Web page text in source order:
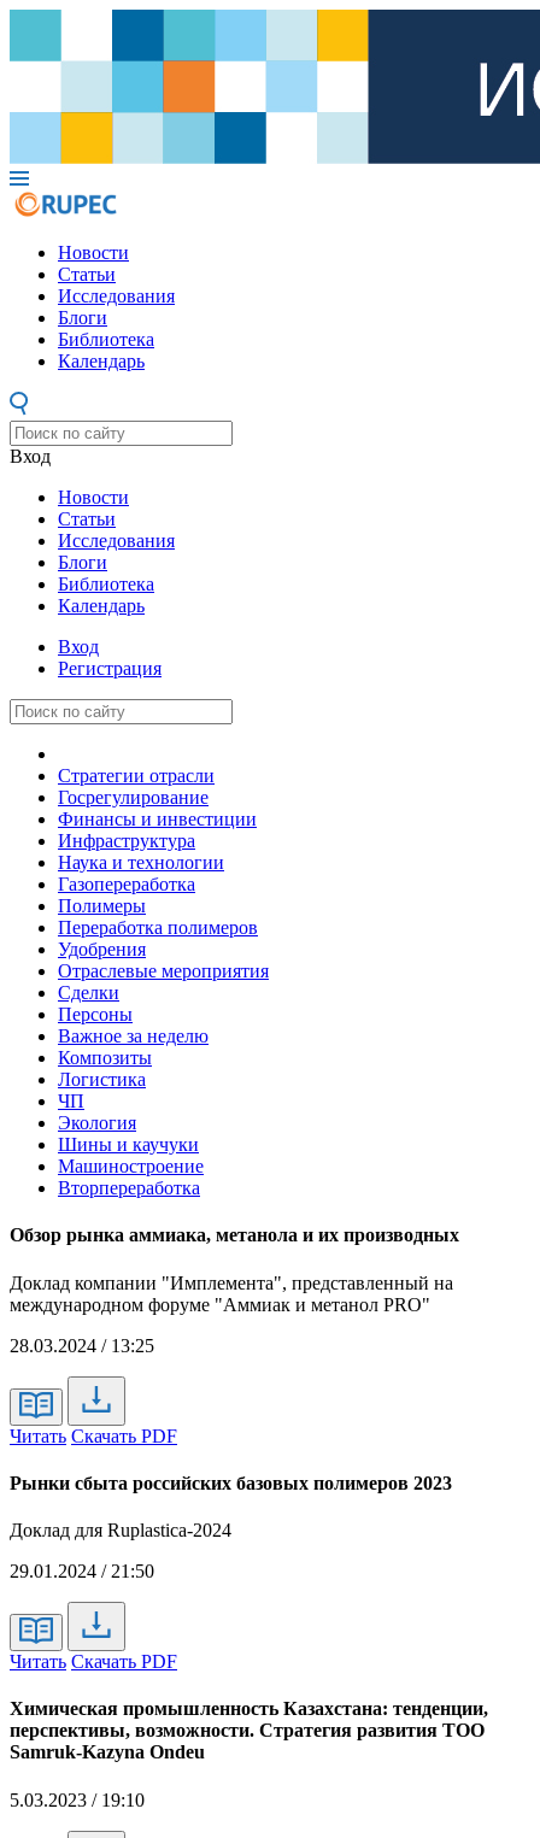
Новости
Статьи
Исследования
Блоги
Библиотека
Календарь
Вход
Новости
Статьи
Исследования
Блоги
Библиотека
Календарь
Вход
Регистрация
Стратегии отрасли
Госрегулирование
Финансы и инвестиции
Инфраструктура
Наука и технологии
Газопереработка
Полимеры
Переработка полимеров
Удобрения
Отраслевые мероприятия
Сделки
Персоны
Важное за неделю
Композиты
Логистика
ЧП
Экология
Шины и каучуки
Машиностроение
Вторпереработка
Обзор рынка аммиака, метанола и их производных
Доклад компании "Имплемента", представленный на
международном форуме "Аммиак и метанол PRO"
28.03.2024 / 13:25
Читать Скачать PDF
Рынки сбыта российских базовых полимеров 2023
Доклад для Ruplastica-2024
29.01.2024 / 21:50
Читать Скачать PDF
Химическая промышленность Казахстана: тенденции,
перспективы, возможности. Стратегия развития ТОО
Samruk-Kazyna Ondeu
5.03.2023 / 19:10